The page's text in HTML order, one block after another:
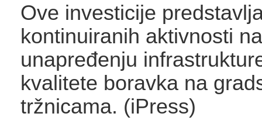
Ove investicije
kontinuiranih aktivnosti na
unapređenju
kvalitete boravka na
tržnicama. (iPress)